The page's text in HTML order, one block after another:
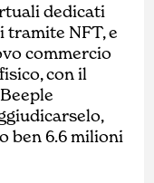
dedicati
tramite NFT, e
commercio
con il
ben 6.6 milioni